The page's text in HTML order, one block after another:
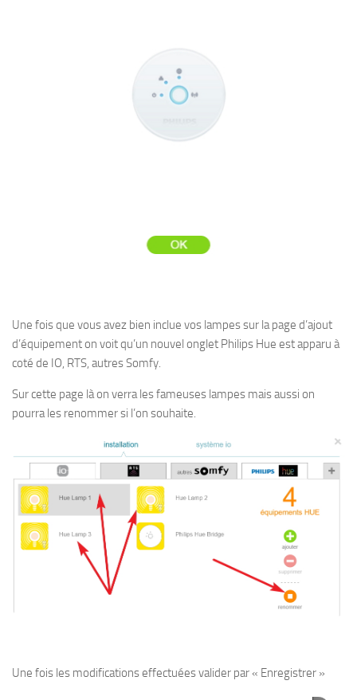
Une fois que vous avez bien inclue vos lampes sur la page d’ajout
d’équipement on voit qu’un nouvel onglet Philips Hue est apparu à
coté de IO, RTS, autres Somfy.
Sur cette page là on verra les fameuses lampes mais aussi on
pourra les renommer si l’on souhaite.
Une fois les modifications effectuées valider par « Enregistrer »